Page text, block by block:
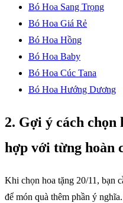
Bó Hoa Sang Trọng
Bó Hoa Giá Rẻ
Bó Hoa Hồng
Bó Hoa Baby
Bó Hoa Cúc Tana
Bó Hoa Hướng Dương
2. Gợi ý cách chọn
hợp với từng hoàn
Khi chọn hoa tặng 20/11, bạn
để món quà thêm phần ý